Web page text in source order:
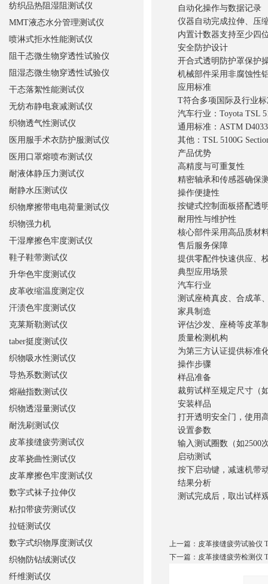
自动化操作与数据记录
仪器自动完成拉伸、压
内置计数器支持至少四
安全防护设计
开合式透明防护罩保护
机械部件采用非腐蚀性
应用标准
T符合多项国际及行业标
汽车行业：Toyota TSL
通用标准：ASTM D4033
其他：TSL 5100G
产品优势
高精度与可重复性
精密轴承和传感器确保
操作便捷性
按键式控制面板搭配透
耐用性与维护性
核心部件采用高品质材
售后服务保障
提供零配件快速供应、
典型应用场景
汽车行业
测试座椅真皮、合成革
家具制造
评估沙发、座椅等皮革
质量检测机构
为第三方认证提供标准
操作步骤
样品准备
裁剪试样至规定尺寸（
安装样品
打开透明安全门，使用
设置参数
输入测试圈数（如2500
启动测试
按下启动键，减速机带
结果分析
测试完成后，取出试样
上一篇： 皮革接缝疲劳试验仪
下一篇： 皮革接缝疲劳检测仪
纺织品热阻湿阻测试仪
MMT液态水分管理测试仪
喷淋式拒水性能测试仪
阻干态微生物穿透性试验仪
阻湿态微生物穿透性试验仪
干态落絮性能测试仪
无纺布静电衰减测试仪
织物透气性测试仪
医用服手术衣防护服测试仪
医用口罩熔喷布测试仪
耐液体静压力测试仪
耐静水压测试仪
织物摩擦带电电荷量测试仪
织物强力机
干湿摩擦色牢度测试仪
鞋子鞋带测试仪
升华色牢度测试仪
皮革收缩温度测定仪
汗渍色牢度测试仪
克莱斯勒测试仪
taber挺度测试仪
织物吸水性测试仪
导热系数测试仪
熔融指数测试仪
织物透湿量测试仪
耐洗刷测试仪
皮革接缝疲劳测试仪
皮革挠曲性测试仪
皮革摩擦色牢度测试仪
数字式袜子拉伸仪
粘扣带疲劳测试仪
拉链测试仪
数字式织物厚度测试仪
织物防钻绒测试仪
纤维测试仪